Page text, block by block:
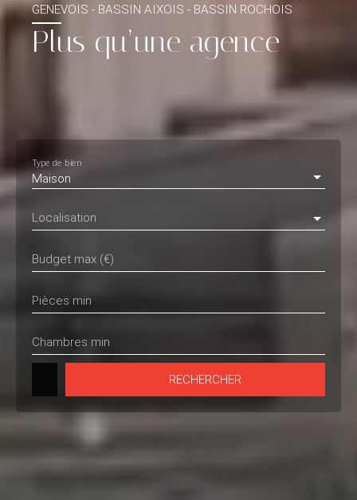
GENEVOIS - BASSIN AIXOIS - BASSIN ROCHOIS
Plus qu’une agence
Maison
Type de bien
Localisation
Budget max (€)
Pièces min
Chambres min
RECHERCHER